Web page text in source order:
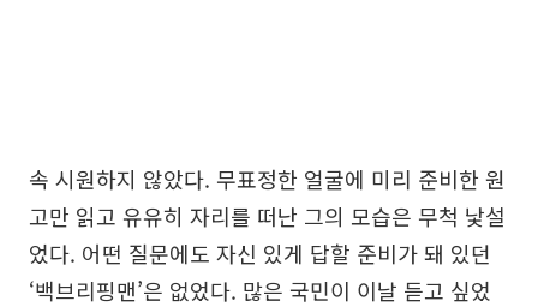
속 시원하지 않았다. 무표정한 얼굴에 미리 준비한 원
고만 읽고 유유히 자리를 떠난 그의 모습은 무척 낯설
었다. 어떤 질문에도 자신 있게 답할 준비가 돼 있던
‘백브리핑맨’은 없었다. 많은 국민이 이날 듣고 싶었